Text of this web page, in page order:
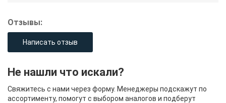
Отзывы:
Написать отзыв
Не нашли что искали?
Свяжитесь с нами через форму. Менеджеры подскажут по
ассортименту, помогут с выбором аналогов и подберут